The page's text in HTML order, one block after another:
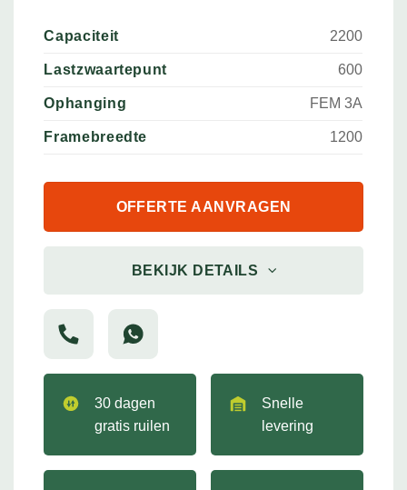
Capaciteit 2200
Lastzwaartepunt 600
Ophanging FEM 3A
Framebreedte 1200
OFFERTE AANVRAGEN
BEKIJK DETAILS
30 dagen
gratis ruilen
Snelle
levering